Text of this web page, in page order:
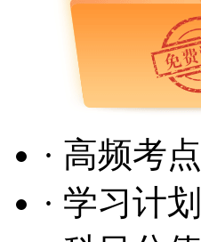
· 高频考点
· 学习计划